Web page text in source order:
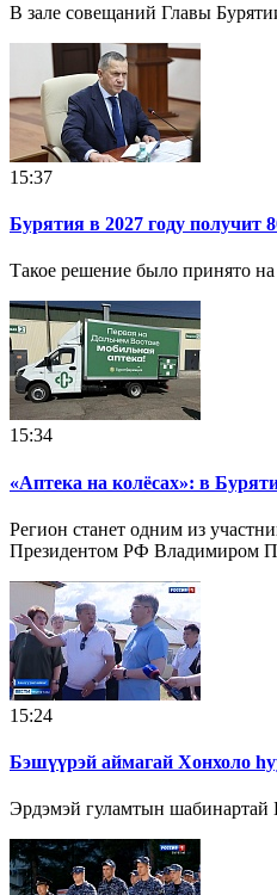
В зале совещаний Главы
15:37
Бурятия в 2027 году получит
Такое решение было принято
15:34
«Аптека на колёсах»: в
Регион станет одним из
Президентом РФ Владимиром
15:24
Бэшүүрэй аймагай Хонхоло
Эрдэмэй гуламтын шабинартай